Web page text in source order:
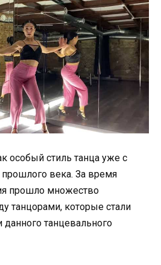
особый стиль танца уже с
века. За время
прошло множество
танцорами, которые стали
танцевального